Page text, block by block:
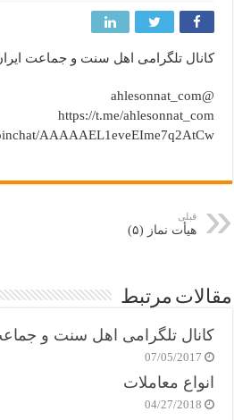
کانال تلگرامی اهل سنت و جماعت
@ahlesonnat_com
https://t.me/ahlesonnat_com
AAAAAEL1eveEIme7q2AtCw
قبلی
هیأت نماز (۵)
مقالات مرتبط
کانال تلگرامی اهل سنت و
07/05/2017
انواع معاملات
04/27/2018